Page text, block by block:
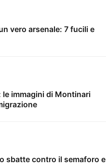
vero arsenale: 7 fucili e
le immagini di Montinari
sbatte contro il semaforo e